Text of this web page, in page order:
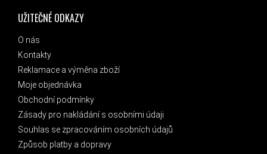
UŽITEČNÉ ODKAZY
O nás
Kontakty
Reklamace a výměna zboží
Moje objednávka
Obchodní podmínky
Zásady pro nakládání s osobními údaji
Souhlas se zpracováním osobních údajů
Způsob platby a dopravy